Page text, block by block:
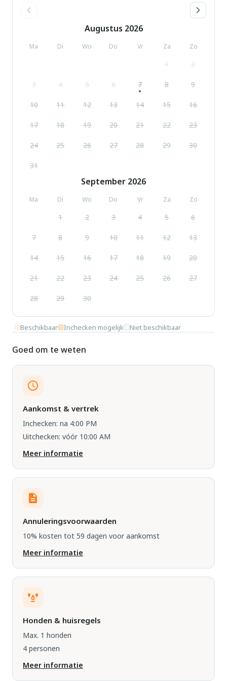
Augustus 2026
Ma Di Wo Do Vr Za Zo
1 2
3 4 5 6 7 8 9
10 11 12 13 14 15 16
17 18 19 20 21 22 23
24 25 26 27 28 29 30
31
September 2026
Ma Di Wo Do Vr Za Zo
1 2 3 4 5 6
7 8 9 10 11 12 13
14 15 16 17 18 19 20
21 22 23 24 25 26 27
28 29 30
Beschikbaar Inchecken mogelijk Niet beschikbaar
Goed om te weten
Aankomst & vertrek
Inchecken: na 4:00 PM
Uitchecken: vóór 10:00 AM
Meer informatie
Annuleringsvoorwaarden
10% kosten tot 59 dagen voor aankomst
Meer informatie
Honden & huisregels
Max. 1 honden
4 personen
Meer informatie